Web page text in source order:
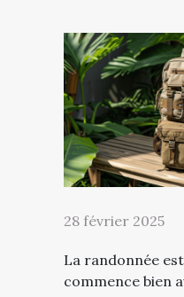
28 février 2025
La randonnée
commence bien